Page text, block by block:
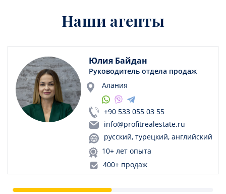
Наши агенты
Юлия Байдан
Руководитель отдела продаж
Алания
+90 533 055 03 55
info@profitrealestate.ru
русский, турецкий, английский
10+ лет опыта
400+ продаж